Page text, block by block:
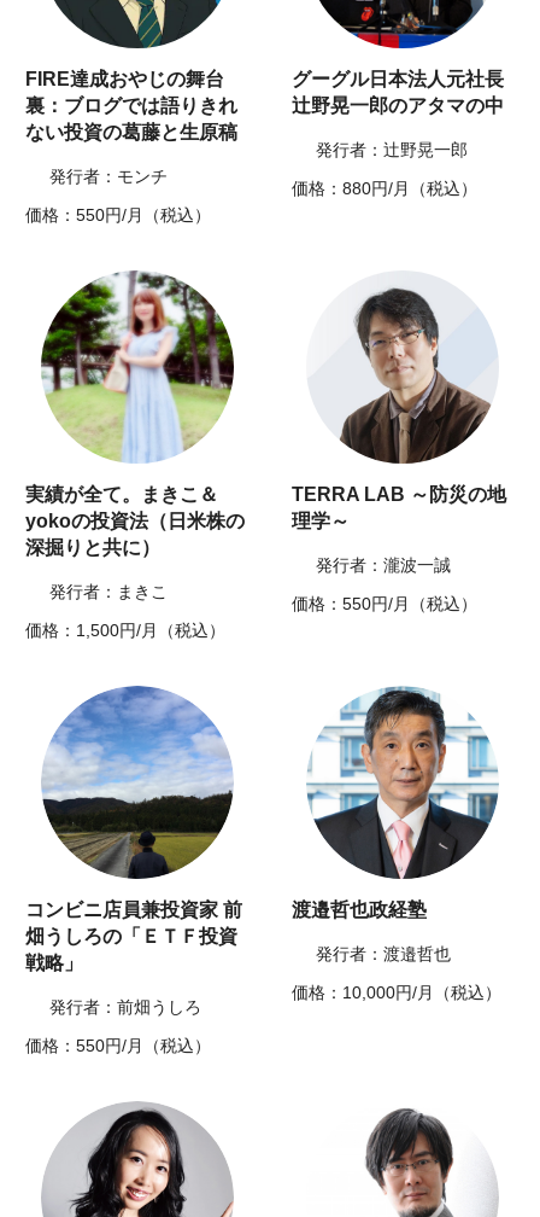
FIRE達成おやじの舞台
裏：ブログでは語りきれ
ない投資の葛藤と生原稿
発行者：モンチ
価格：550円/月（税込）
グーグル日本法人元社長
辻野晃一郎のアタマの中
発行者：辻野晃一郎
価格：880円/月（税込）
実績が全て。まきこ＆
yokoの投資法（日米株の
深掘りと共に）
発行者：まきこ
価格：1,500円/月（税込）
TERRA LAB ～防災の地
理学～
発行者：瀧波一誠
価格：550円/月（税込）
コンビニ店員兼投資家 前
畑うしろの「ＥＴＦ投資
戦略」
発行者：前畑うしろ
価格：550円/月（税込）
渡邉哲也政経塾
発行者：渡邉哲也
価格：10,000円/月（税込）